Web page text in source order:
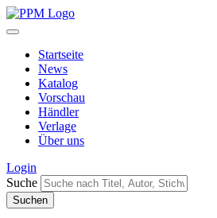
Startseite
News
Katalog
Vorschau
Händler
Verlage
Über uns
Login
Suche